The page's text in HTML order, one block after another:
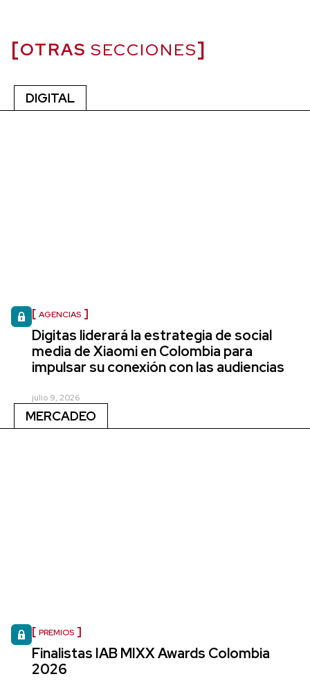
OTRAS SECCIONES
DIGITAL
AGENCIAS
Digitas liderará la estrategia de social
media de Xiaomi en Colombia para
impulsar su conexión con las audiencias
julio 9, 2026
MERCADEO
PREMIOS
Finalistas IAB MIXX Awards Colombia
2026